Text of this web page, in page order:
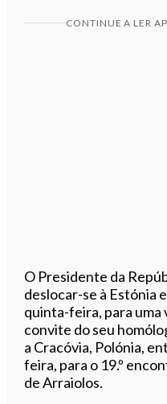
CONTINUE A LER
O Presidente da
deslocar-se à Estónia
quinta-feira, para uma
convite do seu
a Cracóvia, Polónia,
feira, para o 19.º
de Arraiolos.